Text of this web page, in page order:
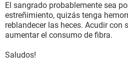
El sangrado probablemente sea
estreñimiento, quizás tenga
reblandecer las heces. Acudir con
aumentar el consumo de fibra.
Saludos!